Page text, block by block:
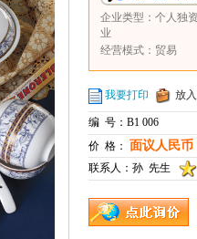
企业类型：个人独
业
经营模式：贸易
我要打印 放
编 号：B1 006
价 格： 面议人民币
联系人：孙 先生